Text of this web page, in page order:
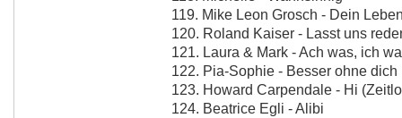
119. Mike Leon Grosch - Dein
120. Roland Kaiser - Lasst uns
121. Laura & Mark - Ach was, ich
122. Pia-Sophie - Besser ohne dich
123. Howard Carpendale - Hi
124. Beatrice Egli - Alibi